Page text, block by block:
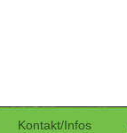
Kontakt/Infos